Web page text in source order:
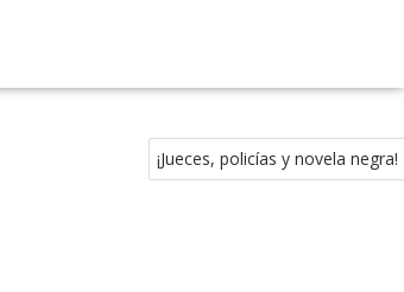
¡Jueces, policías y novela negra!